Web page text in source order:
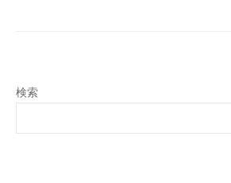
検索